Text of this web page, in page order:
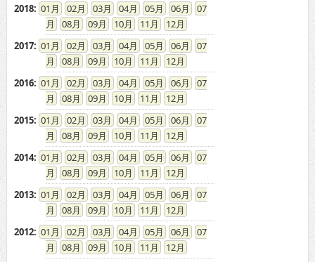
2017: 01 02 03 04 05 06
07
08
09 10 11
12
2016: 01 02 03 04 05 06
07
08
09 10 11
12
2015: 01 02 03 04 05 06
07
08
09 10 11
12
2014: 01 02 03 04 05 06
07
08
09 10 11
12
2013: 01 02 03 04 05 06
07
08
09 10 11
12
2012: 01 02 03 04 05 06
07
08
09 10 11
12
2011: 01 02 03 04 05 06
07
08
09 10 11
12